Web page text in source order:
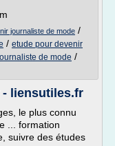
journaliste de mode /
/ etude pour devenir
de mode /
- liensutiles.fr
le plus connu
... formation
suivre des études